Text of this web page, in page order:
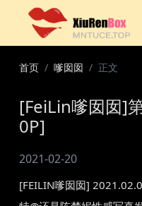
首页 嗲囡囡 正文
[FeiLin嗲囡囡]
0P]
2021-02-20
[FEILIN嗲囡囡]